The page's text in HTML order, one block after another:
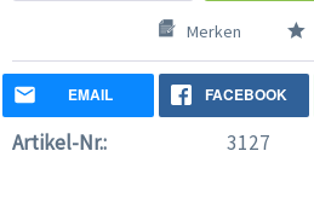
Merken
EMAIL FACEBOOK
Artikel-Nr.: 3127